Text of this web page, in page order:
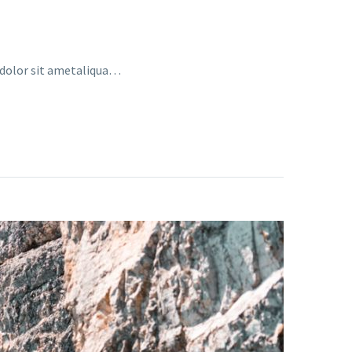
dolor sit ametaliqua…